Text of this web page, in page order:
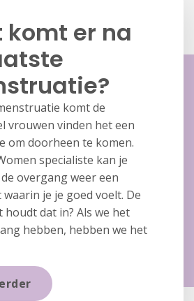
komt er na
komt de
vrouwen vinden het een
om doorheen te komen.
specialiste kan je
overgang weer een
je je goed voelt. De
houdt dat in? Als we het
hebben, hebben we het